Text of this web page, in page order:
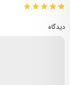
دیدگاه